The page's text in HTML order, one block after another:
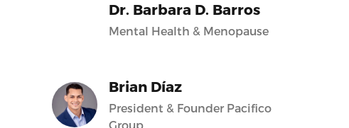
Dr. Barbara D. Barros
Mental Health & Menopause
Brian Díaz
President & Founder Pacifico
Group